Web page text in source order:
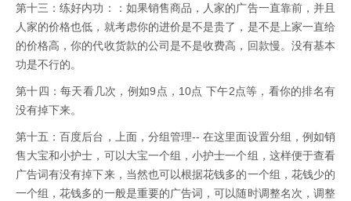
第十三：练好内功：：如果销售商品，人家的广告一直靠前，并且
人家的价格也低，就考虑你的进价是不是贵了，是不是上家一直给
的价格高，你的代收货款的公司是不是收费高，回款慢。没有基本
功是不行的。
第十四：每天看几次，例如9点，10点 下午2点等，看你的排名有
没有掉下来。
第十五：百度后台，上面，分组管理-- 在这里面设置分组，例如销
售大宝和小护士，可以大宝一个组，小护士一个组，这样便于查看
广告词有没有掉下来，当然也可以根据花钱多的一个组，花钱少的
一个组，花钱多的一般是重要的广告词，可以随时调整名次，调整